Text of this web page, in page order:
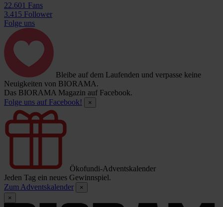
22.601 Fans
3.415 Follower
Folge uns
Bleibe auf dem Laufenden und verpasse keine
Neuigkeiten von BIORAMA.
Das BIORAMA Magazin auf Facebook.
Folge uns auf Facebook!
×
Ökofundi-Adventskalender
Jeden Tag ein neues Gewinnspiel.
Zum Adventskalender
×
×